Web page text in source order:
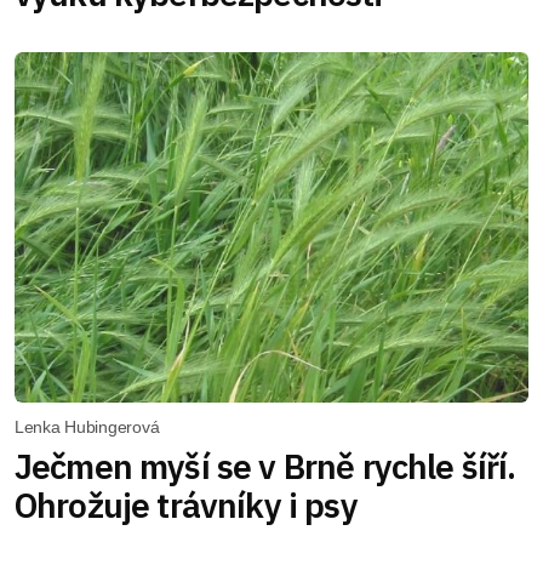
Lenka Hubingerová
Ječmen myší se v Brně rychle šíří.
Ohrožuje trávníky i psy